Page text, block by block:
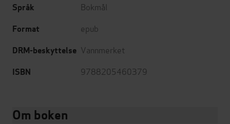
Språk Bokmål
Format epub
DRM-beskyttelse Vannmerket
ISBN 9788205460379
Om boken